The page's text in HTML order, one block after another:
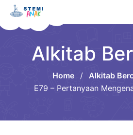
Alkitab
Home / Alkitab
E79 – Pertanyaan